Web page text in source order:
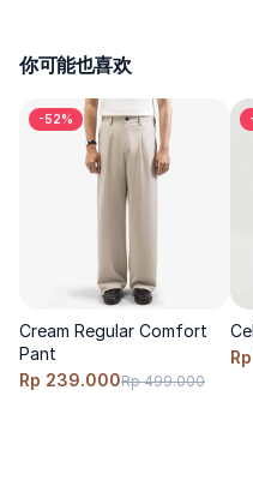
你可能也喜欢
-52%
Cream Regular Comfort
Pant
Rp 239.000Rp 499.000